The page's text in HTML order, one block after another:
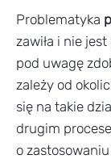
Problematyka
zawiła i nie
pod uwagę
zależy od
się na takie
drugim
o